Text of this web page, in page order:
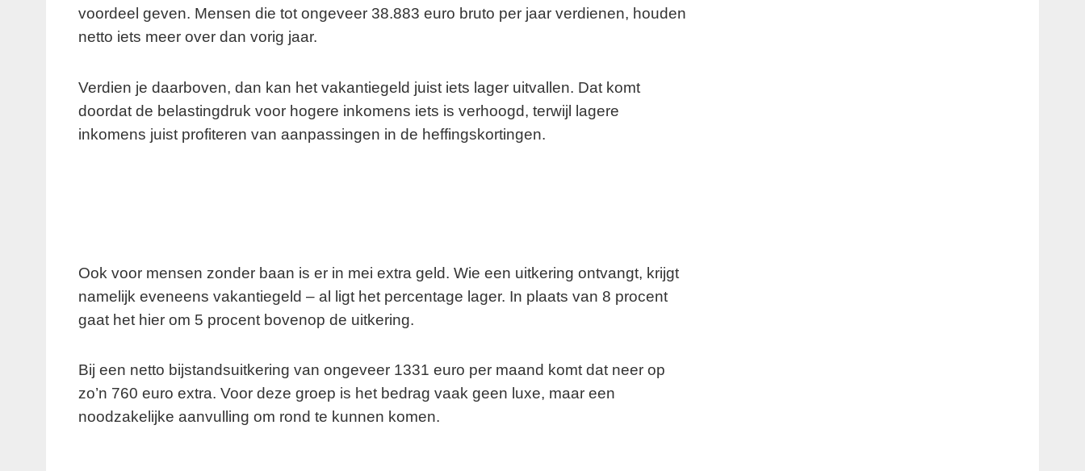
voordeel geven. Mensen die tot ongeveer 38.883 euro bruto per jaar verdienen, houden
netto iets meer over dan vorig jaar.
Verdien je daarboven, dan kan het vakantiegeld juist iets lager uitvallen. Dat komt
doordat de belastingdruk voor hogere inkomens iets is verhoogd, terwijl lagere
inkomens juist profiteren van aanpassingen in de heffingskortingen.
Ook voor mensen zonder baan is er in mei extra geld. Wie een uitkering ontvangt, krijgt
namelijk eveneens vakantiegeld – al ligt het percentage lager. In plaats van 8 procent
gaat het hier om 5 procent bovenop de uitkering.
Bij een netto bijstandsuitkering van ongeveer 1331 euro per maand komt dat neer op
zo’n 760 euro extra. Voor deze groep is het bedrag vaak geen luxe, maar een
noodzakelijke aanvulling om rond te kunnen komen.